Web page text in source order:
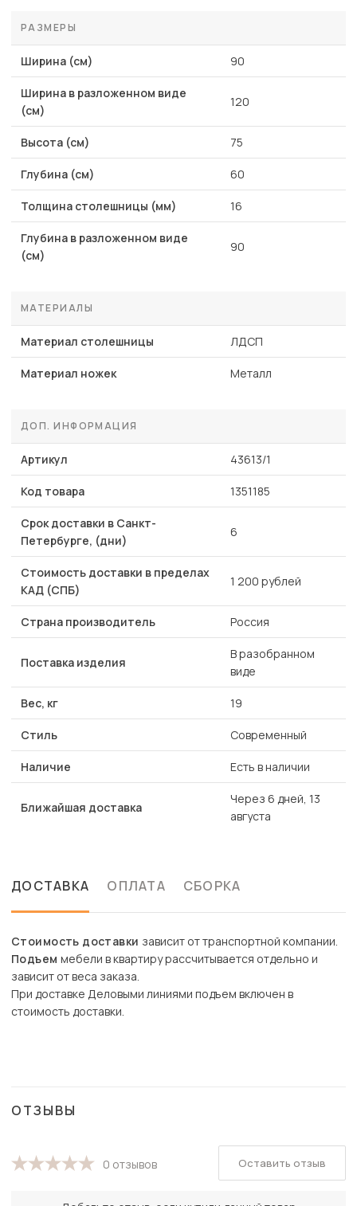
РАЗМЕРЫ
Ширина (см) 90
Ширина в разложенном виде
(см)
120
Высота (см) 75
Глубина (см) 60
Толщина столешницы (мм) 16
Глубина в разложенном виде
(см)
90
МАТЕРИАЛЫ
Материал столешницы ЛДСП
Материал ножек Металл
ДОП. ИНФОРМАЦИЯ
Артикул 43613/1
Код товара 1351185
Срок доставки в Санкт-
Петербурге, (дни)
6
Стоимость доставки в пределах
КАД (СПБ)
1 200 рублей
Страна производитель Россия
Поставка изделия
В разобранном
виде
Вес, кг 19
Стиль Современный
Наличие Есть в наличии
Ближайшая доставка
Через 6 дней, 13
августа
ДОСТАВКА ОПЛАТА СБОРКА
Стоимость доставки зависит от транспортной компании.
Подъем мебели в квартиру рассчитывается отдельно и
зависит от веса заказа.
При доставке Деловыми линиями подъем включен в
стоимость доставки.
ОТЗЫВЫ
0 отзывов Оставить отзыв